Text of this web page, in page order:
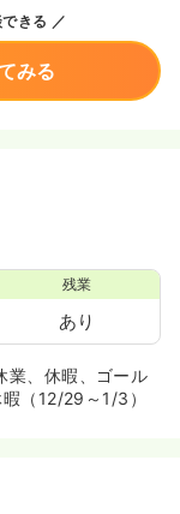
きる
みる
残業
あり
業、休暇、ゴール
（12/29～1/3）